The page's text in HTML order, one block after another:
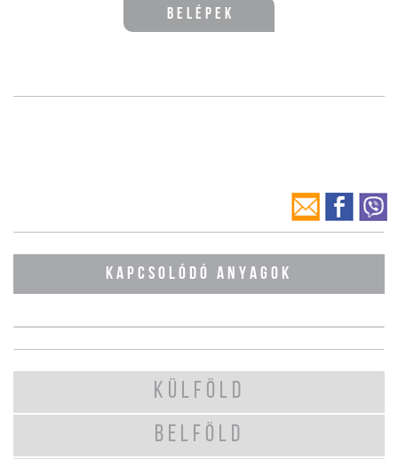
Belépek
KAPCSOLÓDÓ ANYAGOK
KÜLFÖLD
BELFÖLD